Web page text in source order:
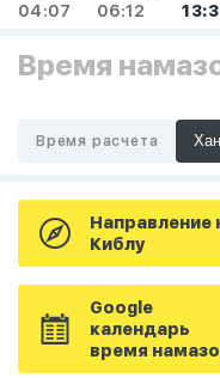
04:07 06:12
Время
Время расчета
Направление
Киблу
Google
календарь
время